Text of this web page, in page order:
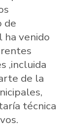
de
ha venido
,incluida
de la
técnica